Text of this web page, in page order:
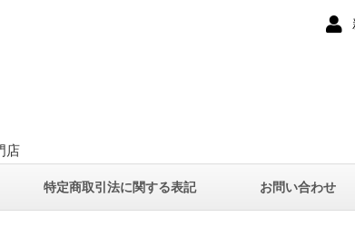
店
特定商取引法に関する表記 お問い合わせ